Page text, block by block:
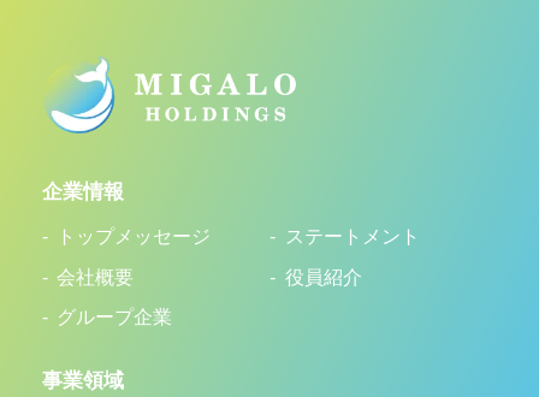
企業情報
トップメッセージ
ステートメント
会社概要
役員紹介
グループ企業
事業領域